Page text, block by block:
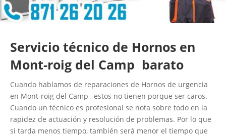
Servicio técnico de Hornos en
Mont-roig del Camp barato
Cuando hablamos de reparaciones de Hornos de urgencia
en Mont-roig del Camp , estos no tienen porque ser caros.
Cuando un técnico es profesional se nota sobre todo en la
rapidez de actuación y resolución de problemas. Por lo que
si tarda menos tiempo, también será menor el tiempo que